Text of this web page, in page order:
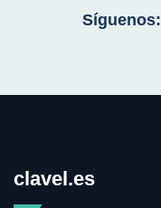
Síguenos:
clavel.es